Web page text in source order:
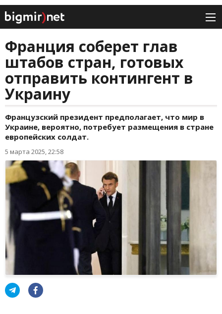
Франция соберет глав
штабов стран, готовых
отправить контингент в
Украину
Французский президент предполагает, что мир в
Украине, вероятно, потребует размещения в стране
европейских солдат.
5 марта 2025, 22:58